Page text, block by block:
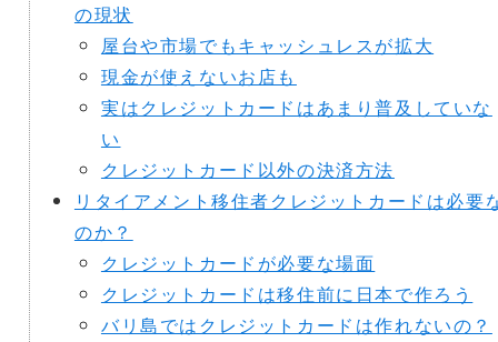
の現状
屋台や市場でもキャッシュレスが拡大
現金が使えないお店も
実はクレジットカードはあまり普及していな
い
クレジットカード以外の決済方法
リタイアメント移住者クレジットカードは必要
のか？
クレジットカードが必要な場面
クレジットカードは移住前に日本で作ろう
バリ島ではクレジットカードは作れないの？